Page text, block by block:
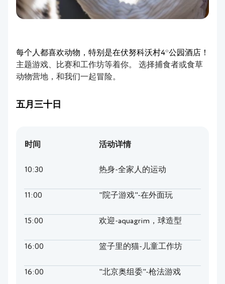
每个人都喜欢动物，特别是在伏努科沃村4*公园酒店！
主题游戏、比赛和工作坊等着你。 选择捕食者或食草
动物营地，和我们一起冒险。
五月三十日
时间 活动详情
10:30 热身-全家人的运动
11:00 "院子游戏"-在外面玩
15:00 欢迎-aquagrim，球造型
16:00 篮子里的猫-儿童工作坊
16:00 "北京奥组委"-枪法游戏